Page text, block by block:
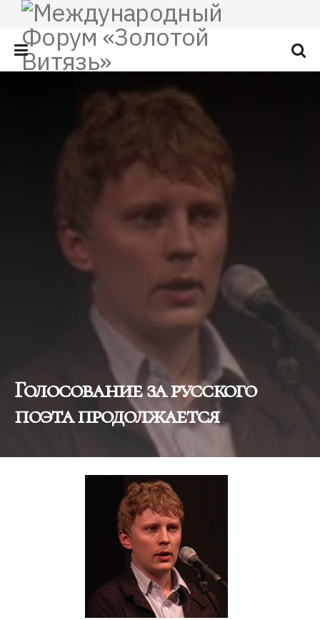
Голосование за русского
поэта продолжается